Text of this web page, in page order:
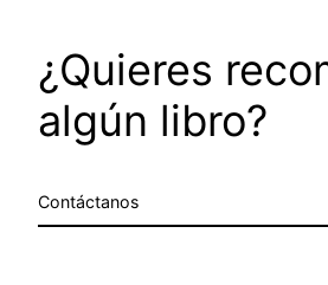
¿Quieres
algún libro?
Contáctanos